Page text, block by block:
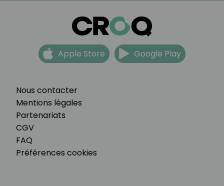
Nous contacter
Mentions légales
Partenariats
CGV
FAQ
Préférences cookies
Apple Store Google Play